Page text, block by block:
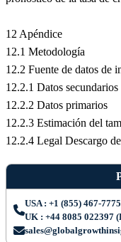
12 Apéndice
12.1 Metodología
12.2 Fuente de datos de
12.2.1 Datos secundarios
12.2.2 Datos primarios
12.2.3 Estimación del
12.2.4 Legal Descargo
USA : +1 (855) 467-
UK : +44 8085 022397